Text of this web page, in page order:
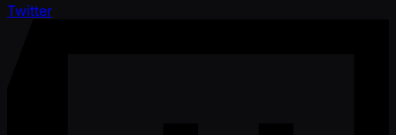
Twitter